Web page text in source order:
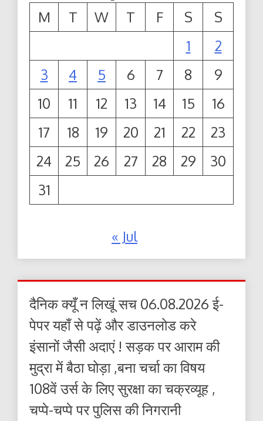
M
T W T F S
S
1
2
3
4 5 6 7 8
9
10
11 12 13 14 15
16
17
18 19 20 21 22
23
24
25 26 27 28 29
30
31
« Jul
दैनिक क्यूँ न लिखूं सच 06.08.2026 ई-
पेपर यहाँ से पढ़ें और डाउनलोड करे
इंसानों जैसी अदाएं ! सड़क पर आराम की
मुद्रा में बैठा घोड़ा ,बना चर्चा का विषय
108वें उर्स के लिए सुरक्षा का चक्रव्यूह ,
चप्पे-चप्पे पर पुलिस की निगरानी